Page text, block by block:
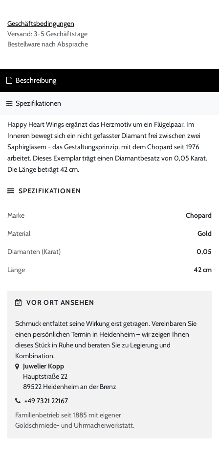
Geschäftsbedingungen
Versand: 3-5 Geschäftstage
Bestellware nach Absprache
Beschreibung
Spezifikationen
Happy Heart Wings ergänzt das Herzmotiv um ein Flügelpaar. Im
Inneren bewegt sich ein nicht gefasster Diamant frei zwischen zwei
Saphirgläsern - das Gestaltungsprinzip, mit dem Chopard seit 1976
arbeitet. Dieses Exemplar trägt einen Diamantbesatz von 0,05 Karat.
Die Länge beträgt 42 cm.
SPEZIFIKATIONEN
Marke Chopard
Material Gold
Diamanten (Karat) 0,05
Länge 42 cm
VOR ORT ANSEHEN
Schmuck entfaltet seine Wirkung erst getragen. Vereinbaren Sie
einen persönlichen Termin in Heidenheim – wir zeigen Ihnen
dieses Stück in Ruhe und beraten Sie zu Legierung und
Kombination.
Juwelier Kopp
Hauptstraße 22
89522 Heidenheim an der Brenz
+49 7321 22167
Familienbetrieb seit 1885 mit eigener
Goldschmiede- und Uhrmacherwerkstatt.